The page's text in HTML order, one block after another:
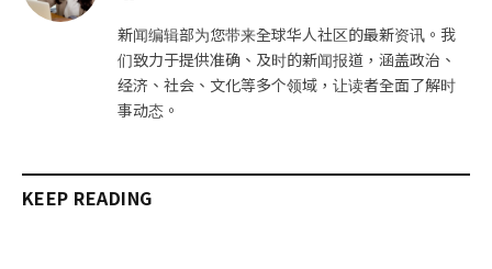
新闻编辑部为您带来全球华人社区的最新资讯。我
们致力于提供准确、及时的新闻报道，涵盖政治、
经济、社会、文化等多个领域，让读者全面了解时
事动态。
KEEP READING